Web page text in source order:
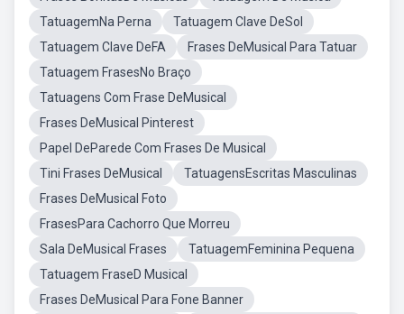
TatuagemNa Perna
Tatuagem Clave DeSol
Tatuagem Clave DeFA
Frases DeMusical Para Tatuar
Tatuagem FrasesNo Braço
Tatuagens Com Frase DeMusical
Frases DeMusical Pinterest
Papel DeParede Com Frases De Musical
Tini Frases DeMusical
TatuagensEscritas Masculinas
Frases DeMusical Foto
FrasesPara Cachorro Que Morreu
Sala DeMusical Frases
TatuagemFeminina Pequena
Tatuagem FraseD Musical
Frases DeMusical Para Fone Banner